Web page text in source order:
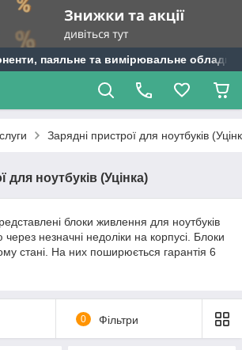
паяльне та вимірювальне
Зарядні пристрої для ноутбуків
для ноутбуків (Уцінка)
блоки живлення для ноутбуків
незначні недоліки на корпусі. Блоки
стані. На них поширюється гарантія 6
0 Фільтри